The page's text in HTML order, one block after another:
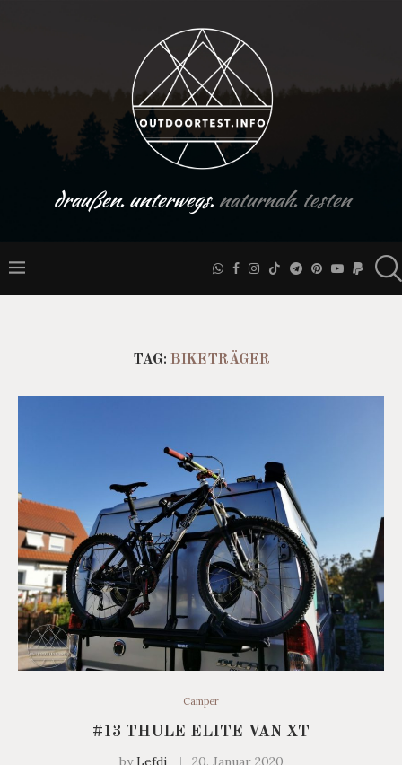
draußen. unterwegs.naturnah. testen
TAG: BIKETRÄGER
Camper
#13 THULE ELITE VAN XT